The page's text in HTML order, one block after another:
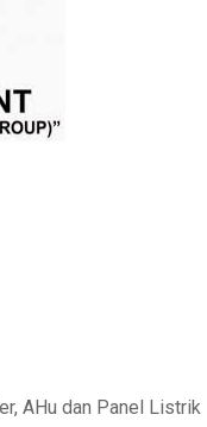
AHu dan Panel Listrik